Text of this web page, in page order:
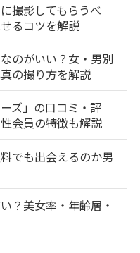
撮影してもらうべ
るコツを解説
のがいい？女・男別
の撮り方を解説
ズ」の口コミ・評
会員の特徴も解説
でも出会えるのか男
？美女率・年齢層・